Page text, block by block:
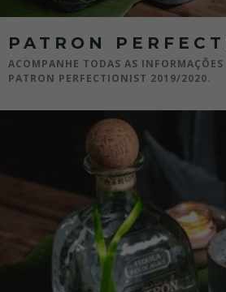
PATRON
ACOMPANHE TODAS AS
PATRON PERFECTIONIST 2019/2020.